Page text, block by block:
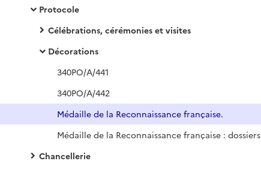
Protocole
Célébrations, cérémonies et visites
Décorations
340PO/A/441
340PO/A/442
Médaille de la Reconnaissance française.
Chancellerie